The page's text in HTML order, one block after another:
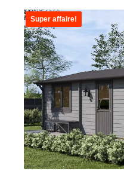
Super affaire!